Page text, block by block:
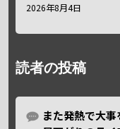
2026年8月4日
読者の投稿
また発熱で大